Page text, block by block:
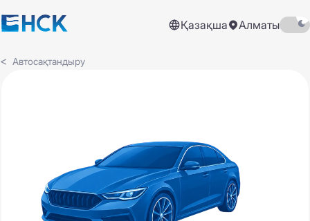
Қазақша Алматы
Автосақтандыру